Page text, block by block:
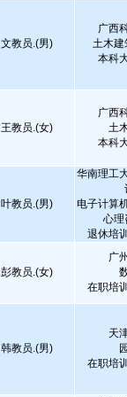
文教员.(男)
广西
土木建
本科
王教员.(女)
广西
土
本科
叶教员.(男)
华南理工
电子计算
心理
退休培
彭教员.(女)
广
在职培
韩教员.(男)
天
在职培